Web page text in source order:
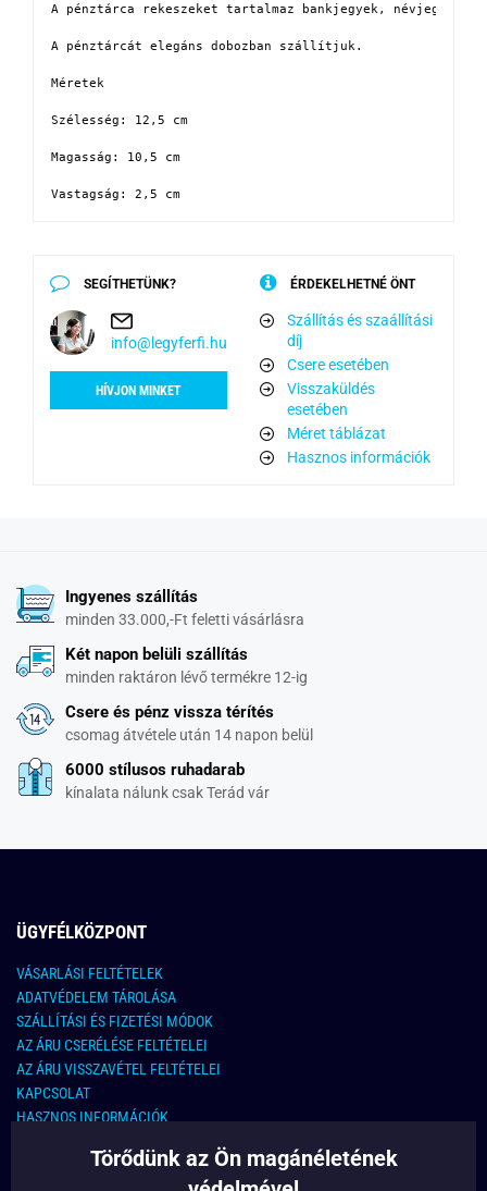
A pénztárca rekeszeket tartalmaz bankjegyek,
A pénztárcát elegáns dobozban szállítjuk.
Méretek
Szélesség: 12,5 cm
Magasság: 10,5 cm
Vastagság: 2,5 cm
SEGÍTHETÜNK?
info@legyferfi.hu
HÍVJON MINKET
ÉRDEKELHETNÉ ÖNT
Szállítás és szaállítási
díj
Csere esetében
Visszaküldés
esetében
Méret táblázat
Hasznos információk
Ingyenes szállítás
minden 33.000,-Ft feletti vásárlásra
Két napon belüli szállítás
minden raktáron lévő termékre 12-ig
Csere és pénz vissza térítés
csomag átvétele után 14 napon belül
6000 stílusos ruhadarab
kínalata nálunk csak Terád vár
ÜGYFÉLKÖZPONT
VÁSARLÁSI FELTÉTELEK
ADATVÉDELEM TÁROLÁSA
SZÁLLÍTÁSI ÉS FIZETÉSI MÓDOK
AZ ÁRU CSERÉLÉSE FELTÉTELEI
AZ ÁRU VISSZAVÉTEL FELTÉTELEI
KAPCSOLAT
HASZNOS INFORMÁCIÓK
KAPCSOLATTörődünk az Ön magánéletének